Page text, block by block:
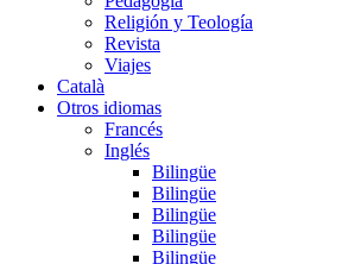
Religión y Teología
Revista
Viajes
Català
Otros idiomas
Francés
Inglés
Bilingüe
Bilingüe
Bilingüe
Bilingüe
Bilingüe